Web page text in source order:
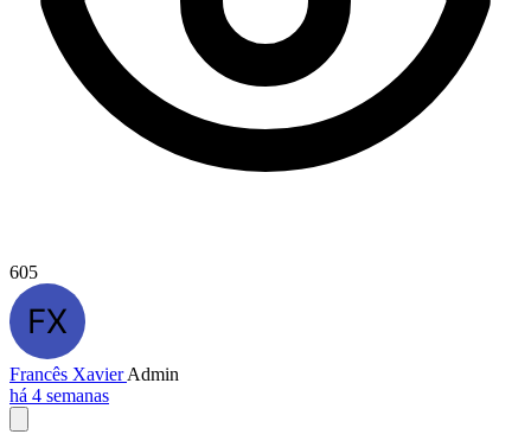
605
Francês XavierAdmin
há 4 semanas